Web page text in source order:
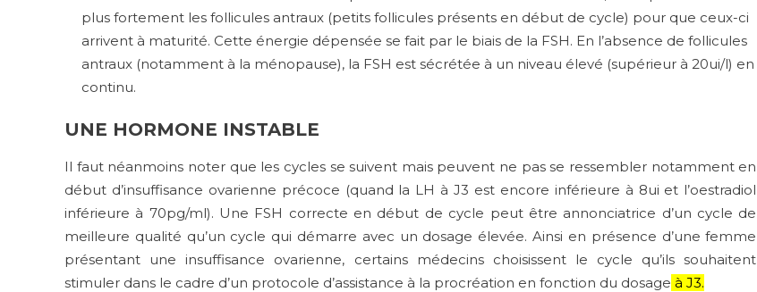
plus fortement les follicules antraux (petits follicules présents en début de cycle) pour que ceux-ci
arrivent à maturité. Cette énergie dépensée se fait par le biais de la FSH. En l’absence de follicules
antraux (notamment à la ménopause), la FSH est sécrétée à un niveau élevé (supérieur à 20ui/l) en
continu.
UNE HORMONE INSTABLE
Il faut néanmoins noter que les cycles se suivent mais peuvent ne pas se ressembler notamment en
début d’insuffisance ovarienne précoce (quand la LH à J3 est encore inférieure à 8ui et l’oestradiol
inférieure à 70pg/ml). Une FSH correcte en début de cycle peut être annonciatrice d’un cycle de
meilleure qualité qu’un cycle qui démarre avec un dosage élevée. Ainsi en présence d’une femme
présentant une insuffisance ovarienne, certains médecins choisissent le cycle qu’ils souhaitent
stimuler dans le cadre d’un protocole d’assistance à la procréation en fonction du dosage à J3.